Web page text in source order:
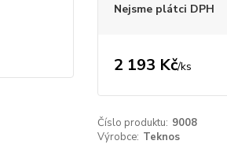
Nejsme plátci DPH
2 193 Kč/ks
Číslo produktu: 9008
Výrobce: Teknos